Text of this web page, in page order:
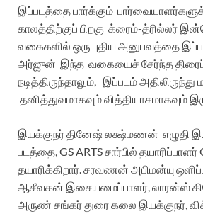
இப்படத்தை பார்க்கும்
காலத்திற்குப் பிறகு க்ரைம்-த்ரில்லர்
வகைகளில் ஒரு புதிய அனுபவத்தை
அர்ஜுன் இந்த வகையைச் சேர்ந்த
நடித்திருந்தாலும், இப்படம் அதிலிருந்து
தனித்துவமாகவும் வித்தியாசமாகவும்
இயக்குநர் தினேஷ் லக்ஷ்மணன் எழுதி
படத்தை, GS ARTS சார்பில் தயாரிப்பாளர்
தயாரிக்கிறார். சரவணன் அபிமன்யு
ஆசீவகன் இசையமைப்பாளர், லாரன்ஸ்
அருண் சங்கர் துரை கலை இயக்குநர்,